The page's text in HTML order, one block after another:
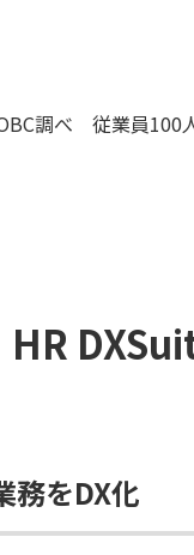
調べ 従業員100
HR
務をDX化